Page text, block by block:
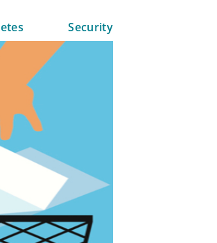
Security